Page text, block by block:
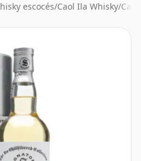
escocés/Caol Ila Whisky/